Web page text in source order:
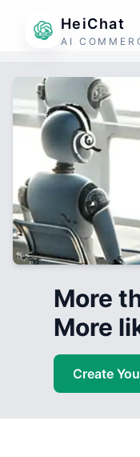
HeiChat
AI
More
More
Create